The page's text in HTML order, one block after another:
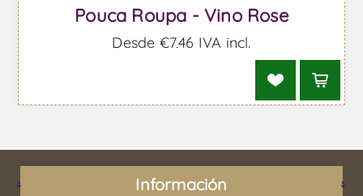
Pouca Roupa - Vino Rose
Desde €7,46 IVA incl.
Información